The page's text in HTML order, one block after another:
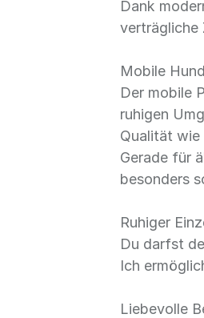
Dank
verträgliche
Mobile
Der mobile
ruhigen
Qualität wie
Gerade für
besonders
Ruhiger
Du darfst
Ich
Liebevolle